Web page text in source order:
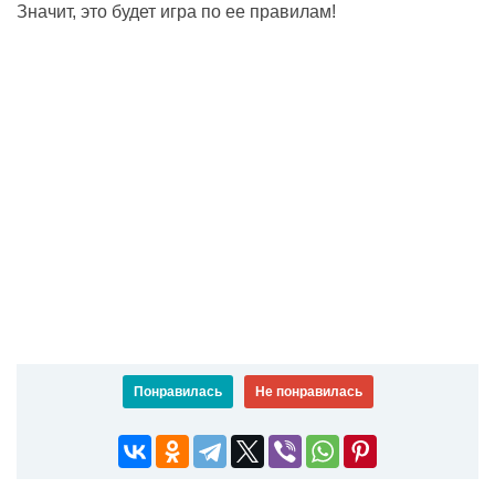
Значит, это будет игра по ее правилам!
Понравилась Не понравилась